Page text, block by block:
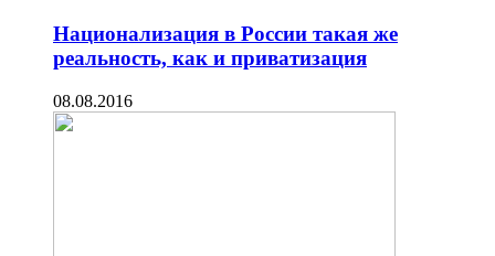
Национализация в России такая же
реальность, как и приватизация
08.08.2016